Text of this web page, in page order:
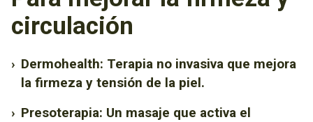
circulación
› Dermohealth: Terapia no invasiva que mejora
la firmeza y tensión de la piel.
› Presoterapia: Un masaje que activa el